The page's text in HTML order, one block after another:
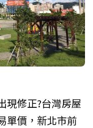
現修正?台灣房屋
單價，新北市前